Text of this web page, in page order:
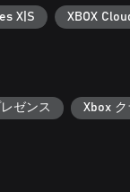
X|S XBOX
ゼンス Xbox ク